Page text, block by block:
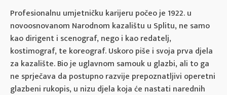
Profesionalnu umjetničku karijeru počeo je 1922. u
novoosnovanom Narodnom kazalištu u Splitu, ne samo
kao dirigent i scenograf, nego i kao redatelj,
kostimograf, te koreograf. Uskoro piše i svoja prva djela
za kazalište. Bio je uglavnom samouk u glazbi, ali to ga
ne sprječava da postupno razvije prepoznatljivi operetni
glazbeni rukopis, u nizu djela koja će nastati narednih